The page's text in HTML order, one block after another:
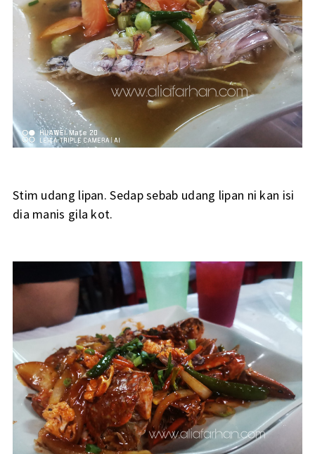
Stim udang lipan. Sedap sebab udang lipan ni kan isi
dia manis gila kot.